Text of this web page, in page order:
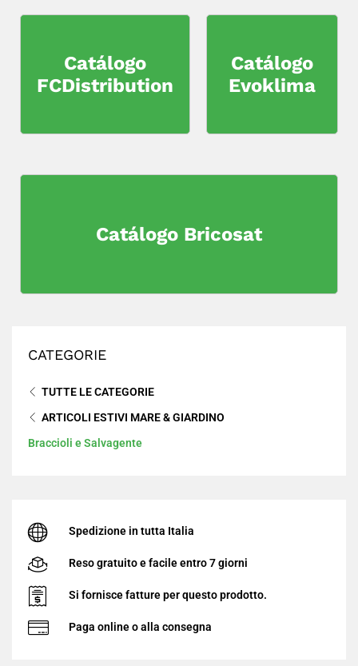
Catálogo
FCDistribution
Catálogo
Evoklima
Catálogo Bricosat
CATEGORIE
TUTTE LE CATEGORIE
ARTICOLI ESTIVI MARE & GIARDINO
Braccioli e Salvagente
Spedizione in tutta Italia
Reso gratuito e facile entro 7 giorni
Si fornisce fatture per questo prodotto.
Paga online o alla consegna
AVVISO CHIUSURA ESTIVA
queste date. Gli ordini ricevuti durante il periodo
di chiusura verranno elaborati e spediti al nostro
rientro, a partire dal
Grazie per la comprensione - buone vacanze da EDRCSR!